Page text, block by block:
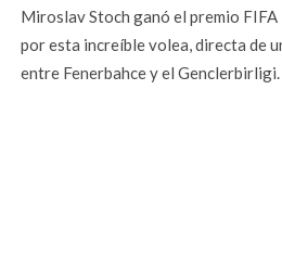
Miroslav Stoch ganó el premio
por esta increíble volea, directa de
entre Fenerbahce y el Genclerbirligi.